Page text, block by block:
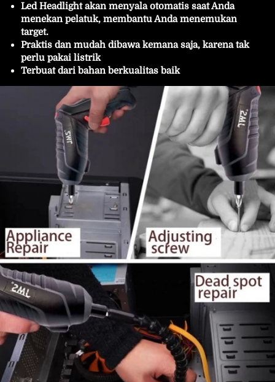
Led Headlight akan menyala otomatis saat Anda
menekan pelatuk, membantu Anda menemukan
target.
Praktis dan mudah dibawa kemana saja, karena tak
perlu pakai listrik
Terbuat dari bahan berkualitas baik